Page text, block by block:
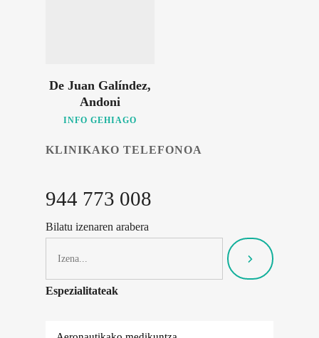
De Juan Galíndez,
Andoni
INFO GEHIAGO
KLINIKAKO TELEFONOA
944 773 008
Bilatu izenaren arabera
Espezialitateak